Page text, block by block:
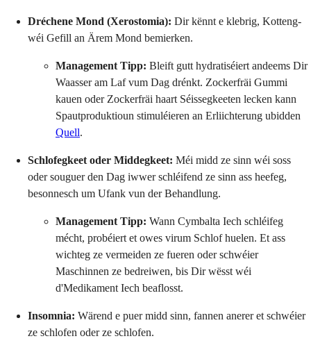
Dréchene Mond (Xerostomia): Dir kënnt e klebrig, Kotteng-
wéi Gefill an Ärem Mond bemierken.
Management Tipp: Bleift gutt hydratiséiert andeems Dir
Waasser am Laf vum Dag drénkt. Zockerfräi Gummi
kauen oder Zockerfräi haart Séissegkeeten lecken kann
Spautproduktioun stimuléieren an Erliichterung ubidden
Quell.
Schlofegkeet oder Middegkeet: Méi midd ze sinn wéi soss
oder souguer den Dag iwwer schléifend ze sinn ass heefeg,
besonnesch um Ufank vun der Behandlung.
Management Tipp: Wann Cymbalta Iech schléifeg
mécht, probéiert et owes virum Schlof huelen. Et ass
wichteg ze vermeiden ze fueren oder schwéier
Maschinnen ze bedreiwen, bis Dir wësst wéi
d'Medikament Iech beaflosst.
Insomnia: Wärend e puer midd sinn, fannen anerer et schwéier
ze schlofen oder ze schlofen.